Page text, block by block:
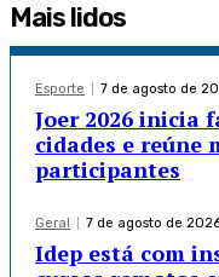
Mais lidos
Esporte 7 de agosto de
Joer 2026 inicia
cidades e reúne
participantes
Geral 7 de agosto de
Idep está com